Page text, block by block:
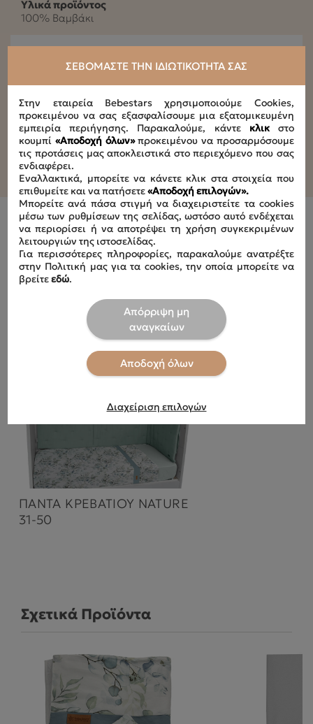
Υλικά προϊόντος
100% Βαμβάκι
30°C Πλυντήριο ,Xωρίς στύψιμο ,Xωρίς λευκαντικά ,Oχι
Είδατε Πρόσφατα
ΠΑΝΤΑ ΚΡΕΒΑΤΙΟΥ NATURE
31-50
Σχετικά Προϊόντα
ΣΕΒΌΜΑΣΤΕ ΤΗΝ ΙΔΙΩΤΙΚΌΤΗΤΆ ΣΑΣ
Στην εταιρεία Bebestars χρησιμοποιούμε Cookies,
προκειμένου να σας εξασφαλίσουμε μια εξατομικευμένη
εμπειρία περιήγησης. Παρακαλούμε, κάντε κλικ στο
κουμπί «Αποδοχή όλων»προκειμένου να προσαρμόσουμε
τις προτάσεις μας αποκλειστικά στο περιεχόμενο που σας
ενδιαφέρει.
Εναλλακτικά, μπορείτε να κάνετε κλικ στα στοιχεία που
επιθυμείτε και να πατήσετε«Αποδοχή επιλογών».
Μπορείτε ανά πάσα στιγμή να διαχειριστείτε τα cookies
μέσω των ρυθμίσεων της σελίδας, ωστόσο αυτό ενδέχεται
να περιορίσει ή να αποτρέψει τη χρήση συγκεκριμένων
λειτουργιών της ιστοσελίδας.
Για περισσότερες πληροφορίες, παρακαλούμε ανατρέξτε
στην Πολιτική μας για τα cookies, την οποία μπορείτε να
βρείτεεδώ.
Απόρριψη μη
αναγκαίων
Αποδοχή όλων
Διαχείριση επιλογών